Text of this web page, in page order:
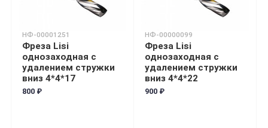
НФ-00001251
Фреза Lisi
однозаходная с
удалением стружки
вниз 4*4*17
800 ₽
НФ-00000099
Фреза Lisi
однозаходная с
удалением стружки
вниз 4*4*22
900 ₽